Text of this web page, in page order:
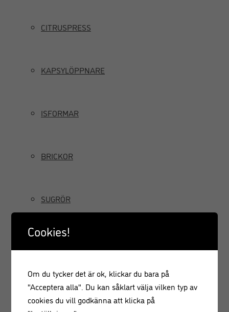
CITRUSPRESS
KAPSYLÖPPNARE
ISFORMAR
BRICKOR
SUGRÖR
GRÄDDSIFONER
Cookies!
Om du tycker det är ok, klickar du bara på
"Acceptera alla". Du kan såklart välja vilken typ av
cookies du vill godkänna att klicka på